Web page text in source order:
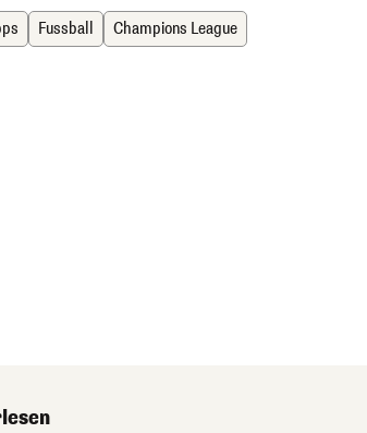
Fussball Champions League